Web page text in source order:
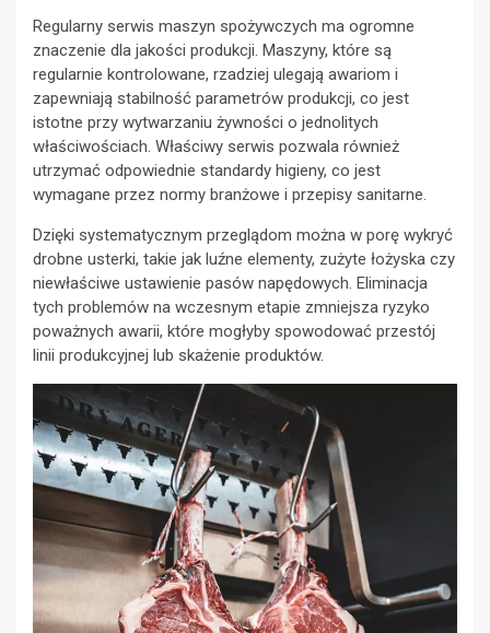
Regularny serwis maszyn spożywczych ma ogromne
znaczenie dla jakości produkcji. Maszyny, które są
regularnie kontrolowane, rzadziej ulegają awariom i
zapewniają stabilność parametrów produkcji, co jest
istotne przy wytwarzaniu żywności o jednolitych
właściwościach. Właściwy serwis pozwala również
utrzymać odpowiednie standardy higieny, co jest
wymagane przez normy branżowe i przepisy sanitarne.
Dzięki systematycznym przeglądom można w porę wykryć
drobne usterki, takie jak luźne elementy, zużyte łożyska czy
niewłaściwe ustawienie pasów napędowych. Eliminacja
tych problemów na wczesnym etapie zmniejsza ryzyko
poważnych awarii, które mogłyby spowodować przestój
linii produkcyjnej lub skażenie produktów.